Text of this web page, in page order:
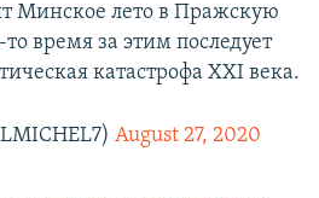
Минское лето в Пражскую
время за этим последует
катастрофа XXI века.
August 27, 2020